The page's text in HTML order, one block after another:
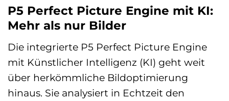
P5 Perfect Picture Engine mit KI:
Mehr als nur Bilder
Die integrierte P5 Perfect Picture Engine
mit Künstlicher Intelligenz (KI) geht weit
über herkömmliche Bildoptimierung
hinaus. Sie analysiert in Echtzeit den